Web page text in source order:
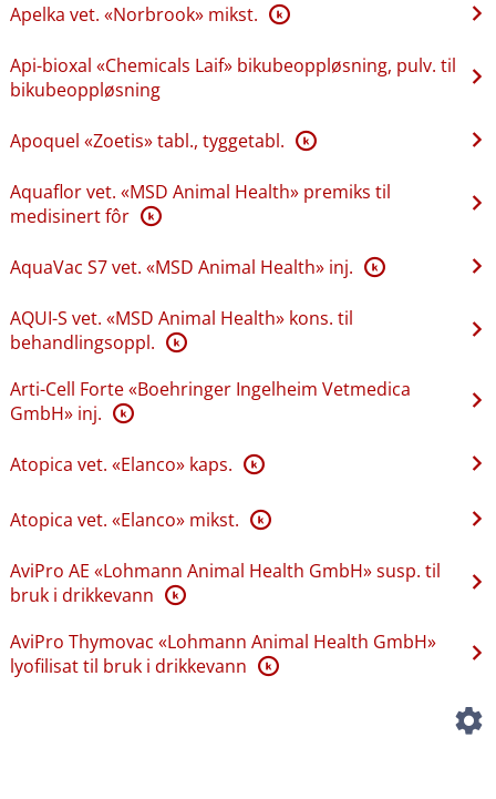
Apelka vet. «Norbrook» mikst. K
Api-bioxal «Chemicals Laif» bikubeoppløsning, pulv. til
bikubeoppløsning
Apoquel «Zoetis» tabl., tyggetabl. K
Aquaflor vet. «MSD Animal Health» premiks til
medisinert fôr K
AquaVac S7 vet. «MSD Animal Health» inj. K
AQUI-S vet. «MSD Animal Health» kons. til
behandlingsoppl. K
Arti-Cell Forte «Boehringer Ingelheim Vetmedica
GmbH» inj. K
Atopica vet. «Elanco» kaps. K
Atopica vet. «Elanco» mikst. K
AviPro AE «Lohmann Animal Health GmbH» susp. til
bruk i drikkevann K
AviPro Thymovac «Lohmann Animal Health GmbH»
lyofilisat til bruk i drikkevann K